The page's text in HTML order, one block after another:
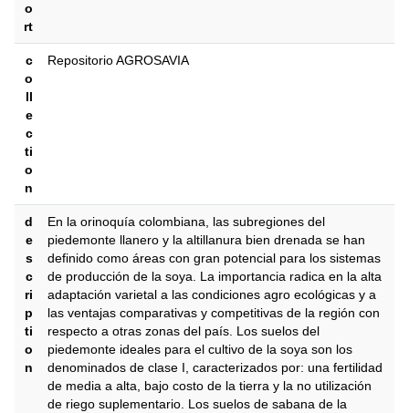
o
rt
c
o
ll
e
c
ti
o
n
Repositorio AGROSAVIA
d
e
s
c
ri
p
ti
o
n
En la orinoquía colombiana, las subregiones del
piedemonte llanero y la altillanura bien drenada se han
definido como áreas con gran potencial para los sistemas
de producción de la soya. La importancia radica en la alta
adaptación varietal a las condiciones agro ecológicas y a
las ventajas comparativas y competitivas de la región con
respecto a otras zonas del país. Los suelos del
piedemonte ideales para el cultivo de la soya son los
denominados de clase I, caracterizados por: una fertilidad
de media a alta, bajo costo de la tierra y la no utilización
de riego suplementario. Los suelos de sabana de la